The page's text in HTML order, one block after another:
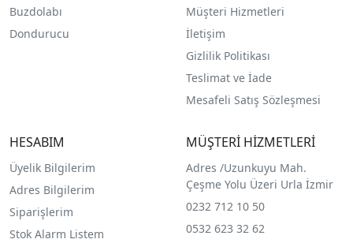
Buzdolabı
Dondurucu
Müşteri Hizmetleri
İletişim
Gizlilik Politikası
Teslimat ve İade
Mesafeli Satış Sözleşmesi
HESABIM
Üyelik Bilgilerim
Adres Bilgilerim
Siparişlerim
Stok Alarm Listem
MÜŞTERİ HİZMETLERİ
Adres /Uzunkuyu Mah.
Çeşme Yolu Üzeri Urla İzmir
0232 712 10 50
0532 623 32 62